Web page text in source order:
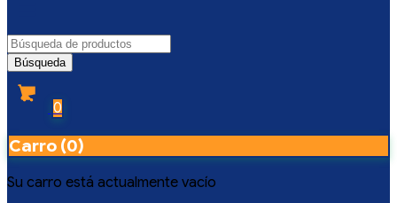
0
Carro (0)
Su carro está actualmente vacío